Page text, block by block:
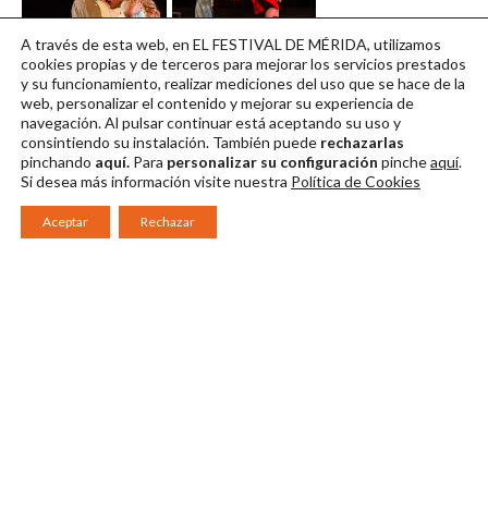
Foto (14)
Descargar en alta
Foto (15)
Descargar en alta
A través de esta web, en EL FESTIVAL DE MÉRIDA, utilizamos
cookies propias y de terceros para mejorar los servicios prestados
y su funcionamiento, realizar mediciones del uso que se hace de la
web, personalizar el contenido y mejorar su experiencia de
navegación. Al pulsar continuarestá aceptando su uso y
consintiendo su instalación. También puede rechazarlas
pinchando aquí. Para personalizar su configuración pincheaquí.
Si desea más información visite nuestra Política de Cookies
Aceptar Rechazar